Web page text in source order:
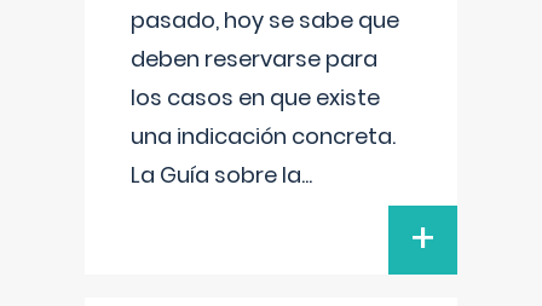
pasado, hoy se sabe que
deben reservarse para
los casos en que existe
una indicación concreta.
La Guía sobre la...
+